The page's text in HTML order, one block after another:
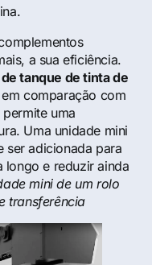
a sua eficiência.
tanque de tinta de
comparação com
uma
Uma unidade mini
ser adicionada para
longo e reduzir ainda
mini de um rolo
transferência